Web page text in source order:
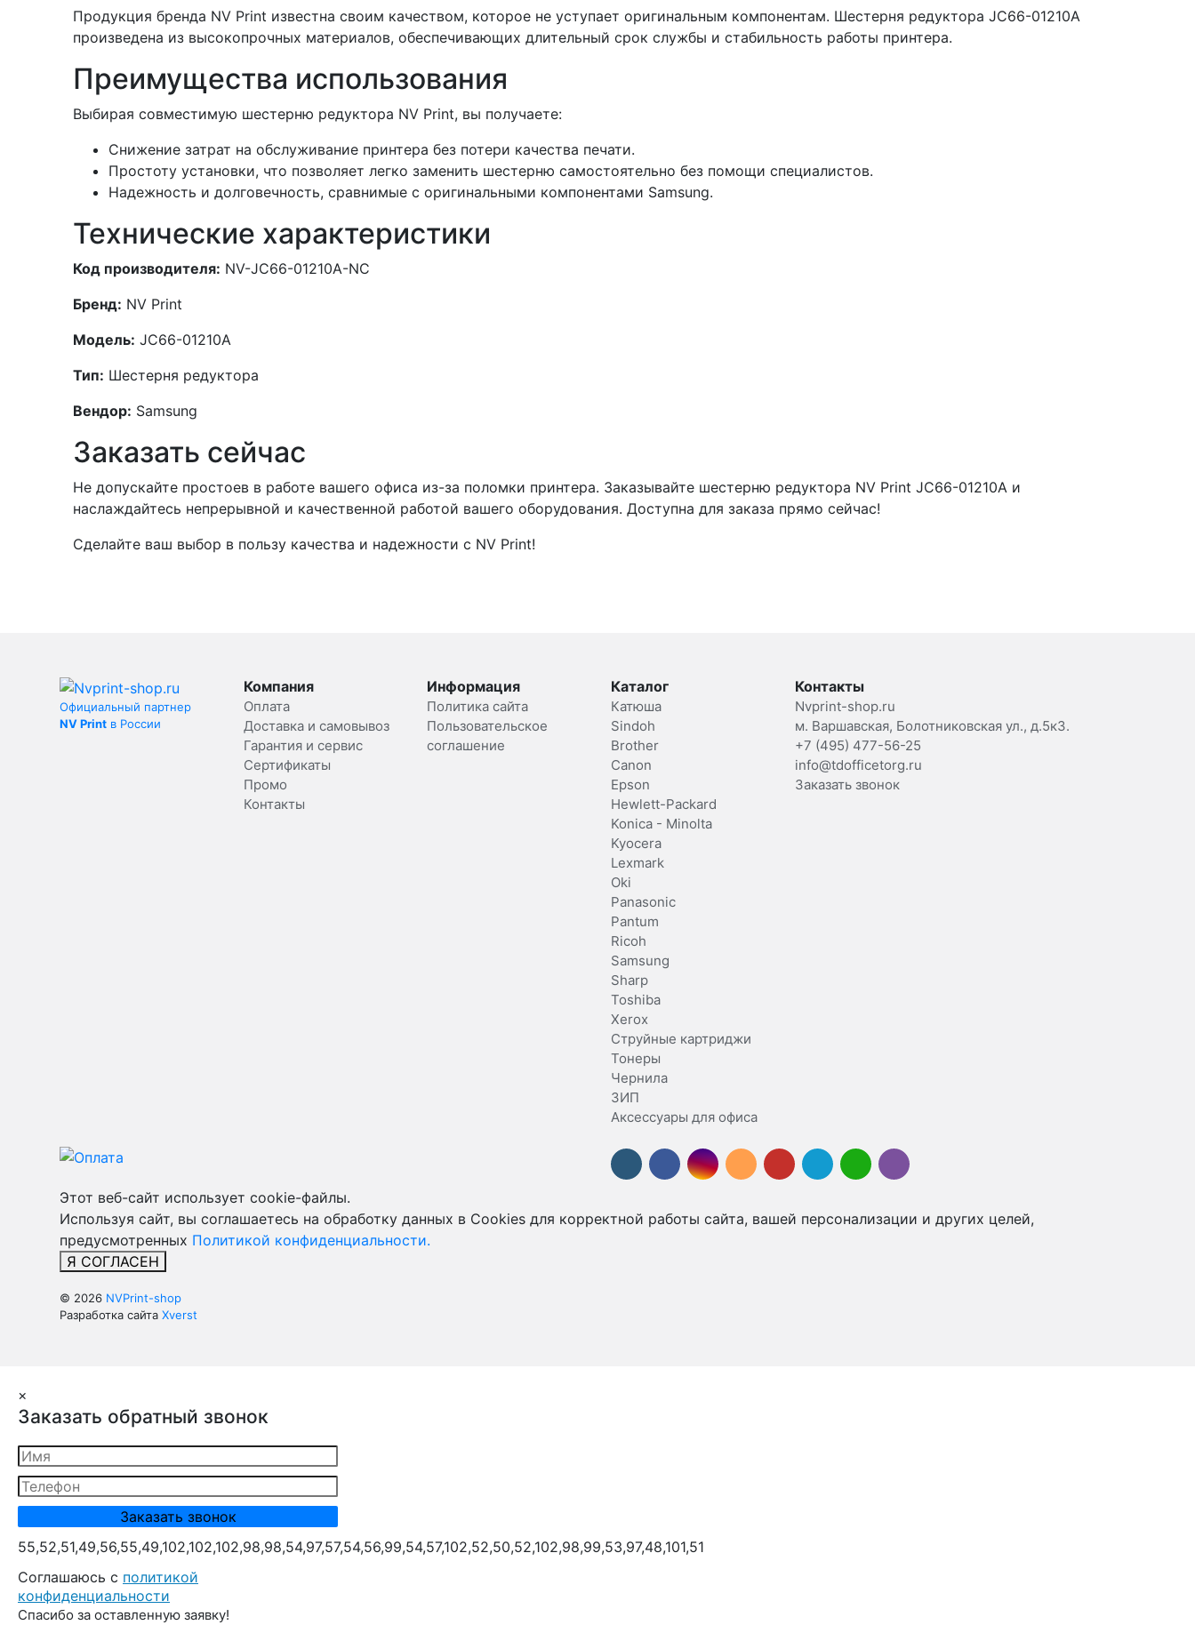
Продукция бренда NV Print известна своим качеством, которое не уступает оригинальным компонентам. Шестерня редуктора JC66-01210A
произведена из высокопрочных материалов, обеспечивающих длительный срок службы и стабильность работы принтера.
Преимущества использования
Выбирая совместимую шестерню редуктора NV Print, вы получаете:
Снижение затрат на обслуживание принтера без потери качества печати.
Простоту установки, что позволяет легко заменить шестерню самостоятельно без помощи специалистов.
Надежность и долговечность, сравнимые с оригинальными компонентами Samsung.
Технические характеристики
Код производителя: NV-JC66-01210A-NC
Бренд: NV Print
Модель: JC66-01210A
Тип: Шестерня редуктора
Вендор: Samsung
Заказать сейчас
Не допускайте простоев в работе вашего офиса из-за поломки принтера. Заказывайте шестерню редуктора NV Print JC66-01210A и
наслаждайтесь непрерывной и качественной работой вашего оборудования. Доступна для заказа прямо сейчас!
Сделайте ваш выбор в пользу качества и надежности с NV Print!
Официальный партнер
NV Print в России
Компания
Оплата
Доставка и самовывоз
Гарантия и сервис
Сертификаты
Промо
Контакты
Информация
Политика сайта
Пользовательское
соглашение
Каталог
Катюша
Sindoh
Brother
Canon
Epson
Hewlett-Packard
Konica - Minolta
Kyocera
Lexmark
Oki
Panasonic
Pantum
Ricoh
Samsung
Sharp
Toshiba
Xerox
Струйные картриджи
Тонеры
Чернила
ЗИП
Аксессуары для офиса
Контакты
Nvprint-shop.ru
м. Варшавская, Болотниковская ул., д.5к3.
+7 (495) 477-56-25
info@tdofficetorg.ru
Заказать звонок
Этот веб-сайт использует cookie-файлы.
Используя сайт, вы соглашаетесь на обработку данных в Cookies для корректной работы сайта, вашей персонализации и других целей,
предусмотренных Политикой конфиденциальности.
Я СОГЛАСЕН
© 2026 NVPrint-shop
Разработка сайта Xverst
×
Заказать обратный звонок
55,52,51,49,56,55,49,102,102,102,98,98,54,97,57,54,56,99,54,57,102,52,50,52,102,98,99,53,97,48,101,51
Cоглашаюсь с политикой
конфиденциальности
Спасибо за оставленную заявку!